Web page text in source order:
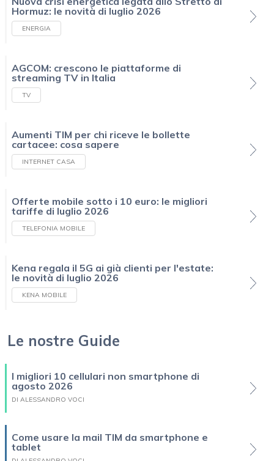
Hormuz: le novità di luglio 2026
ENERGIA
AGCOM: crescono le piattaforme di
streaming TV in Italia
TV
Aumenti TIM per chi riceve le bollette
cartacee: cosa sapere
INTERNET CASA
Offerte mobile sotto i 10 euro: le migliori
tariffe di luglio 2026
TELEFONIA MOBILE
Kena regala il 5G ai già clienti per l'estate:
le novità di luglio 2026
KENA MOBILE
Le nostre Guide
I migliori 10 cellulari non smartphone di
agosto 2026
DI ALESSANDRO VOCI
Come usare la mail TIM da smartphone e
tablet